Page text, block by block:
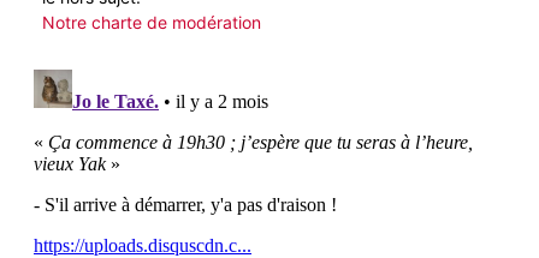
Notre charte de modération